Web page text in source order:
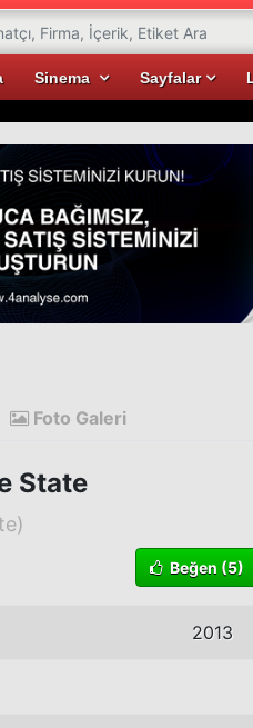
Sinema Sayfalar
Foto Galeri
State
Beğen (5)
2013